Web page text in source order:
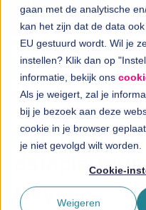
gaan met de analytische
kan het zijn dat de data
EU gestuurd wordt. Wil je
instellen? Klik dan op
informatie, bekijk ons
Als je weigert, zal je
bij je bezoek aan deze
cookie in je browser
je niet gevolgd wilt worden.
Cookie-
Weigeren
Oplossingen
Branches
InSpiratiecentrum
Direct in contact
Klantverhaal
Een
Oxygen